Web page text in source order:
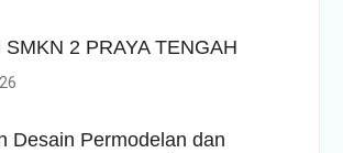
2 PRAYA TENGAH
Desain Permodelan dan